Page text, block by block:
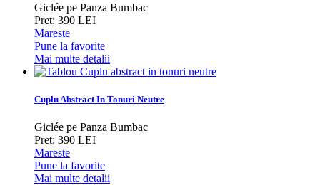
Giclée pe Panza Bumbac
Pret: 390 LEI
Mareste
Pune la favorite
Mai multe detalii
Cuplu Abstract In Tonuri Neutre
Giclée pe Panza Bumbac
Pret: 390 LEI
Mareste
Pune la favorite
Mai multe detalii